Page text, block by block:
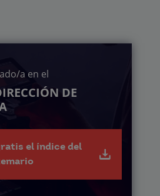
a en el
DE
el índice del